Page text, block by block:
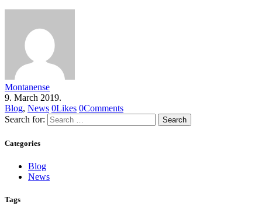
Montanense
9. March 2019.
Blog, News 0Likes 0Comments
Search for:
Categories
Blog
News
Tags